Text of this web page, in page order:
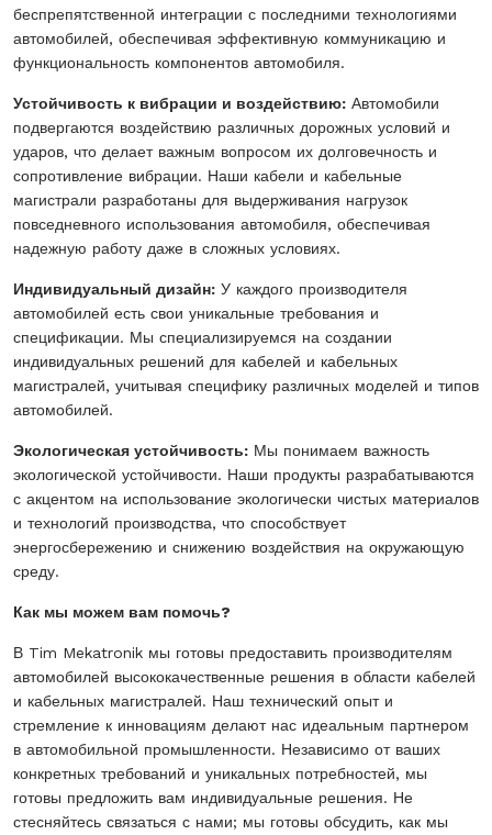
беспрепятственной интеграции с последними технологиями
автомобилей, обеспечивая эффективную коммуникацию и
функциональность компонентов автомобиля.
Устойчивость к вибрации и воздействию: Автомобили
подвергаются воздействию различных дорожных условий и
ударов, что делает важным вопросом их долговечность и
сопротивление вибрации. Наши кабели и кабельные
магистрали разработаны для выдерживания нагрузок
повседневного использования автомобиля, обеспечивая
надежную работу даже в сложных условиях.
Индивидуальный дизайн: У каждого производителя
автомобилей есть свои уникальные требования и
спецификации. Мы специализируемся на создании
индивидуальных решений для кабелей и кабельных
магистралей, учитывая специфику различных моделей и типов
автомобилей.
Экологическая устойчивость: Мы понимаем важность
экологической устойчивости. Наши продукты разрабатываются
с акцентом на использование экологически чистых материалов
и технологий производства, что способствует
энергосбережению и снижению воздействия на окружающую
среду.
Как мы можем вам помочь?
В Tim Mekatronik мы готовы предоставить производителям
автомобилей высококачественные решения в области кабелей
и кабельных магистралей. Наш технический опыт и
стремление к инновациям делают нас идеальным партнером
в автомобильной промышленности. Независимо от ваших
конкретных требований и уникальных потребностей, мы
готовы предложить вам индивидуальные решения. Не
стесняйтесь связаться с нами; мы готовы обсудить, как мы